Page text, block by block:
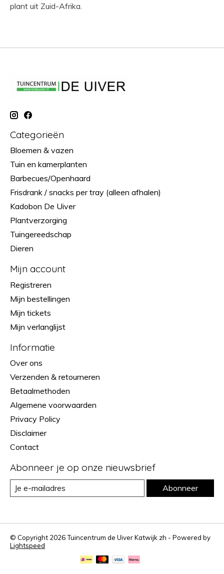
plant uit Zuid-Afrika.
Categorieën
Bloemen & vazen
Tuin en kamerplanten
Barbecues/Openhaard
Frisdrank / snacks per tray (alleen afhalen)
Kadobon De Uiver
Plantverzorging
Tuingereedschap
Dieren
Mijn account
Registreren
Mijn bestellingen
Mijn tickets
Mijn verlanglijst
Informatie
Over ons
Verzenden & retourneren
Betaalmethoden
Algemene voorwaarden
Privacy Policy
Disclaimer
Contact
Abonneer je op onze nieuwsbrief
Abonneer
© Copyright 2026 Tuincentrum de Uiver Katwijk zh - Powered by
Lightspeed